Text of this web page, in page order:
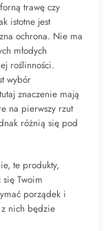
trawę czy
istotne jest
ochrona. Nie ma
młodych
roślinności.
wybór
znaczenie mają
na pierwszy rzut
różnią się pod
te produkty,
Twoim
porządek i
nich będzie